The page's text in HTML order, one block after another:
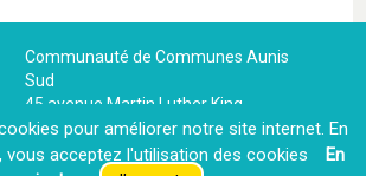
Communauté de Communes Aunis
Sud
45 avenue Martin Luther King,
17700 Surgères
Tél : +33 (0)5 46 07 22 33
pour améliorer notre site internet. En
vous acceptez l′utilisation des cookies
En